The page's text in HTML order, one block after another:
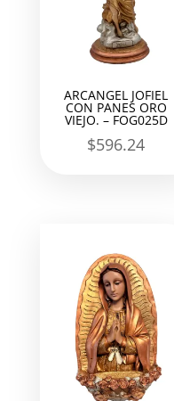
ARCANGEL JOFIEL
CON PANES ORO
VIEJO. – FOG025D
$596.24